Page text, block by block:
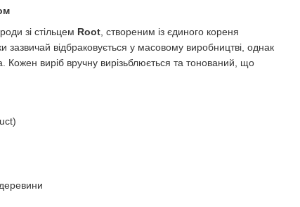
зі стільцем Root, створеним із єдиного кореня
відбраковується у масовому виробництві, однак
Кожен виріб вручну вирізьблюється та тонований, що